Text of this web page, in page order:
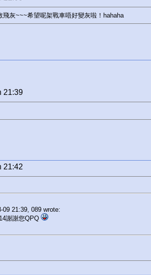
灰~~~希望呢架戰車唔好變灰啦！hahaha
21:39
21:42
09 21:39, 089 wrote:
謝謝您QPQ